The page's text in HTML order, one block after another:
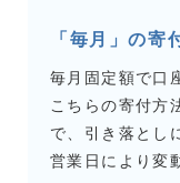
「毎月」の寄
毎月固定額で口
こちらの寄付方
で、引き落とし
営業日により変